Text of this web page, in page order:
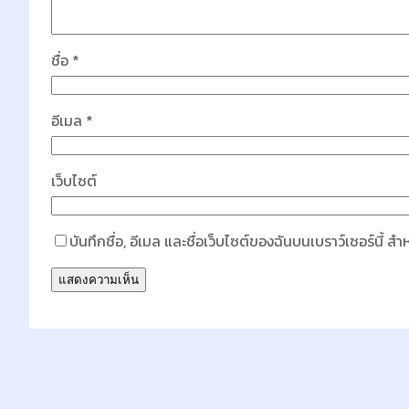
ชื่อ *
อีเมล *
เว็บไซต์
บันทึกชื่อ, อีเมล และชื่อเว็บไซต์ของฉันบนเบราว์เซอร์นี้ ส